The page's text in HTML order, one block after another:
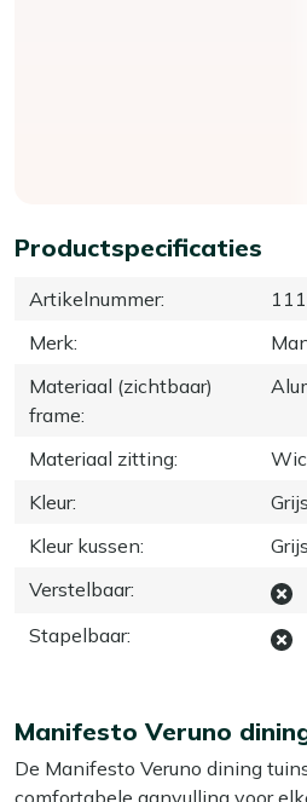
Productspecificaties
Artikelnummer:
Merk:
Materiaal (zichtbaar)
frame:
Materiaal zitting:
Kleur:
Kleur kussen:
Verstelbaar:
Stapelbaar:
Manifesto Veruno
De Manifesto Veruno dining
comfortabele aanvulling voor